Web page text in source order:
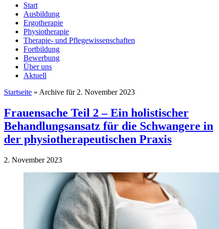
Start
Ausbildung
Ergotherapie
Physiotherapie
Therapie- und Pflegewissenschaften
Fortbildung
Bewerbung
Über uns
Aktuell
Startseite » Archive für 2. November 2023
Frauensache Teil 2 – Ein holistischer
Behandlungsansatz für die Schwangere in
der physiotherapeutischen Praxis
2. November 2023